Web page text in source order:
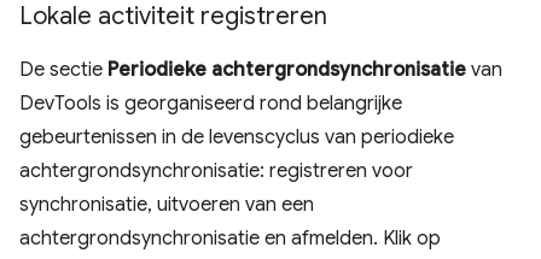
Lokale activiteit registreren
De sectie Periodieke achtergrondsynchronisatie van
DevTools is georganiseerd rond belangrijke
gebeurtenissen in de levenscyclus van periodieke
achtergrondsynchronisatie: registreren voor
synchronisatie, uitvoeren van een
achtergrondsynchronisatie en afmelden. Klik op